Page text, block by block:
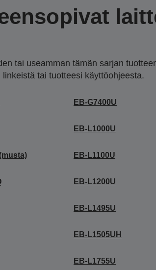
tai useamman tämän sarjan
linkeistä tai tuotteesi käyttöohjeesta.
EB-G7400U
EB-L1000U
EB-L1100U
EB-L1200U
EB-L1495U
EB-L1505UH
EB-L1755U